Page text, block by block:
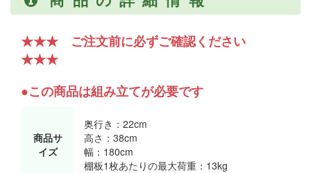
★★★ ご注文前に必ずご確認ください
★★★
●この商品は組み立てが必要です
商品サ
イズ
奥行き：22cm
高さ：38cm
幅：180cm
棚板1枚あたりの最大荷重：13kg